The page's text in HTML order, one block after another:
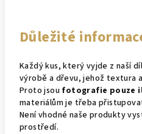
Důležité
Každý kus, který vyjde z naší
výrobě a dřevu, jehož textura
Proto jsou fotografie pouze
materiálům je třeba
Není vhodné naše produkty
prostředí.